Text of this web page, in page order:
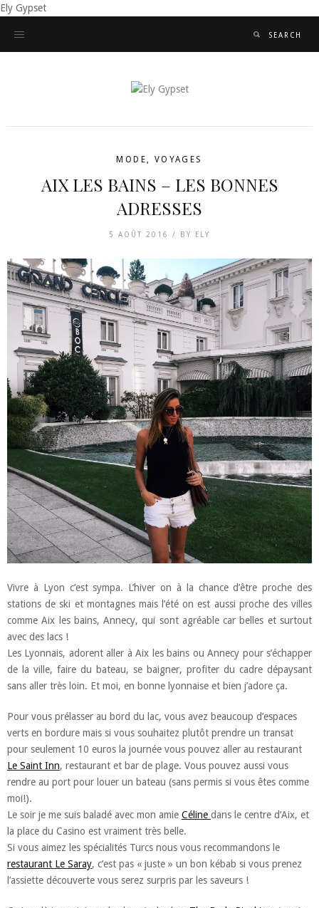
Ely Gypset
MODE VOYAGES
AIX LES BAINS – LES BONNES
ADRESSES
5 AOÛT 2016 / BY ELY
Vivre à Lyon c’est sympa. L’hiver on à la chance d’être proche des
stations de ski et montagnes mais l’été on est aussi proche des villes
comme Aix les bains, Annecy, qui sont agréable car belles et surtout
avec des lacs !
Les Lyonnais, adorent aller à Aix les bains ou Annecy pour s’échapper
de la ville, faire du bateau, se baigner, profiter du cadre dépaysant
sans aller très loin. Et moi, en bonne lyonnaise et bien j’adore ça.
Pour vous prélasser au bord du lac, vous avez beaucoup d’espaces
verts en bordure mais si vous souhaitez plutôt prendre un transat
pour seulement 10 euros la journée vous pouvez aller au restaurant
Le Saint Inn, restaurant et bar de plage. Vous pouvez aussi vous
rendre au port pour louer un bateau (sans permis si vous êtes comme
moi!).
Le soir je me suis baladé avec mon amie Céline dans le centre d’Aix, et
la place du Casino est vraiment très belle.
Si vous aimez les spécialités Turcs nous vous recommandons le
restaurant Le Saray, c’est pas « juste » un bon kébab si vous prenez
l’assiette découverte vous serez surpris par les saveurs !